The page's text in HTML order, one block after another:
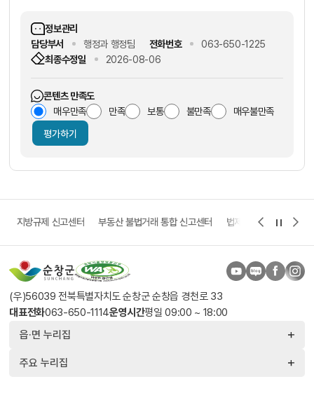
정보관리
담당부서
행정과 행정팀 전화번호
063-650-1225
최종수정일
2026-08-06
콘텐츠 만족도
매우만족
만족 보통 불만족 매우불만족
평가하기
지방규제 신고센터 부동산 불법거래 통합 신고센터 법제처 보다나은 정부
(우)56039 전북특별자치도 순창군 순창읍 경천로 33
대표전화063-650-1114운영시간평일 09:00 ~ 18:00
읍·면 누리집
주요 누리집